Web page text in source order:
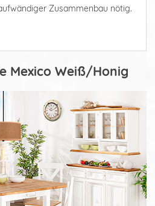
Zusammenbau nötig.
Mexico Weiß/Honig